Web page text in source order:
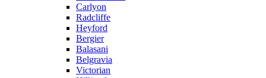
Carlyon
Radcliffe
Heyford
Bergier
Balasani
Belgravia
Victorian